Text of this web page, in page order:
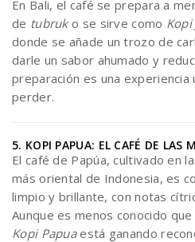
En Bali, el café se prepara a
de tubruko se sirve como Kopi
donde se añade un trozo de
darle un sabor ahumado y
preparación es una experiencia
perder.
5. KOPI PAPUA: EL CAFÉ DE LAS
El café de Papúa, cultivado en
más oriental de Indonesia, es
limpio y brillante, con notas
Aunque es menos conocido
Kopi Papuaestá ganando